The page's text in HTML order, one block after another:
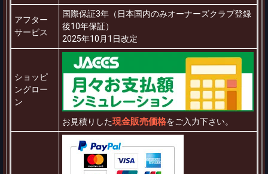
アフター
サービス
国際保証3年（日本国内のみオーナーズクラブ登録
後10年保証）
2025年10月1日改定
ショッピ
ングロー
ン
お見積りした現金販売価格をご入力下さい。